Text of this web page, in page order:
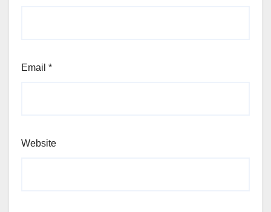
Email *
Website